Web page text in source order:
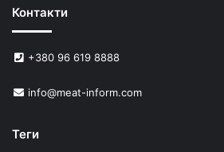
Контакти
+380 96 619 8888
info@meat-inform.com
Теги